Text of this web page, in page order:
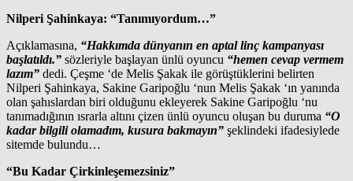
Nilperi Şahinkaya: “Tanımıyordum…”
Açıklamasına, “Hakkımda dünyanın en aptal linç kampanyası
başlatıldı.” sözleriyle başlayan ünlü oyuncu “hemen cevap vermem
lazım” dedi. Çeşme ‘de Melis Şakak ile görüştüklerini belirten
Nilperi Şahinkaya, Sakine Garipoğlu ‘nun Melis Şakak ‘ın yanında
olan şahıslardan biri olduğunu ekleyerek Sakine Garipoğlu ‘nu
tanımadığının ısrarla altını çizen ünlü oyuncu oluşan bu duruma “O
kadar bilgili olamadım, kusura bakmayın” şeklindeki ifadesiylede
sitemde bulundu…
“Bu Kadar Çirkinleşemezsiniz”